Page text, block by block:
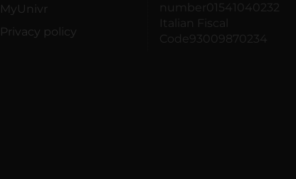
MyUnivr
Privacy policy
number01541040232
Italian Fiscal
Code93009870234